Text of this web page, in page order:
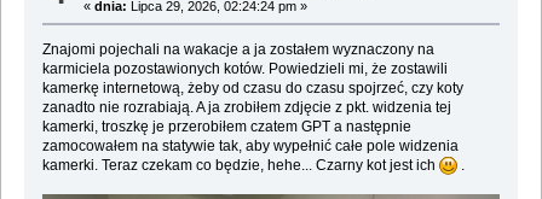
«dnia: Lipca 29, 2026, 02:24:24 pm »
Znajomi pojechali na wakacje a ja zostałem wyznaczony na
karmiciela pozostawionych kotów. Powiedzieli mi, że zostawili
kamerkę internetową, żeby od czasu do czasu spojrzeć, czy koty
zanadto nie rozrabiają. A ja zrobiłem zdjęcie z pkt. widzenia tej
kamerki, troszkę je przerobiłem czatem GPT a następnie
zamocowałem na statywie tak, aby wypełnić całe pole widzenia
kamerki. Teraz czekam co będzie, hehe... Czarny kot jest ich
.